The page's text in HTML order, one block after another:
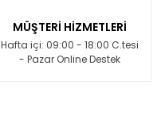
MÜŞTERİ HİZMETLERİ
Hafta içi: 09:00 - 18:00 C.tesi
- Pazar Online Destek